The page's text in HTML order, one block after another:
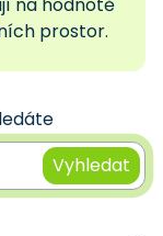
prostor.
Vyhledat